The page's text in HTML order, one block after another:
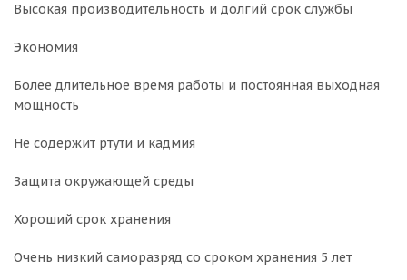
Высокая производительность и долгий срок службы
Экономия
Более длительное время работы и постоянная выходная
мощность
Не содержит ртути и кадмия
Защита окружающей среды
Хороший срок хранения
Очень низкий саморазряд со сроком хранения 5 лет